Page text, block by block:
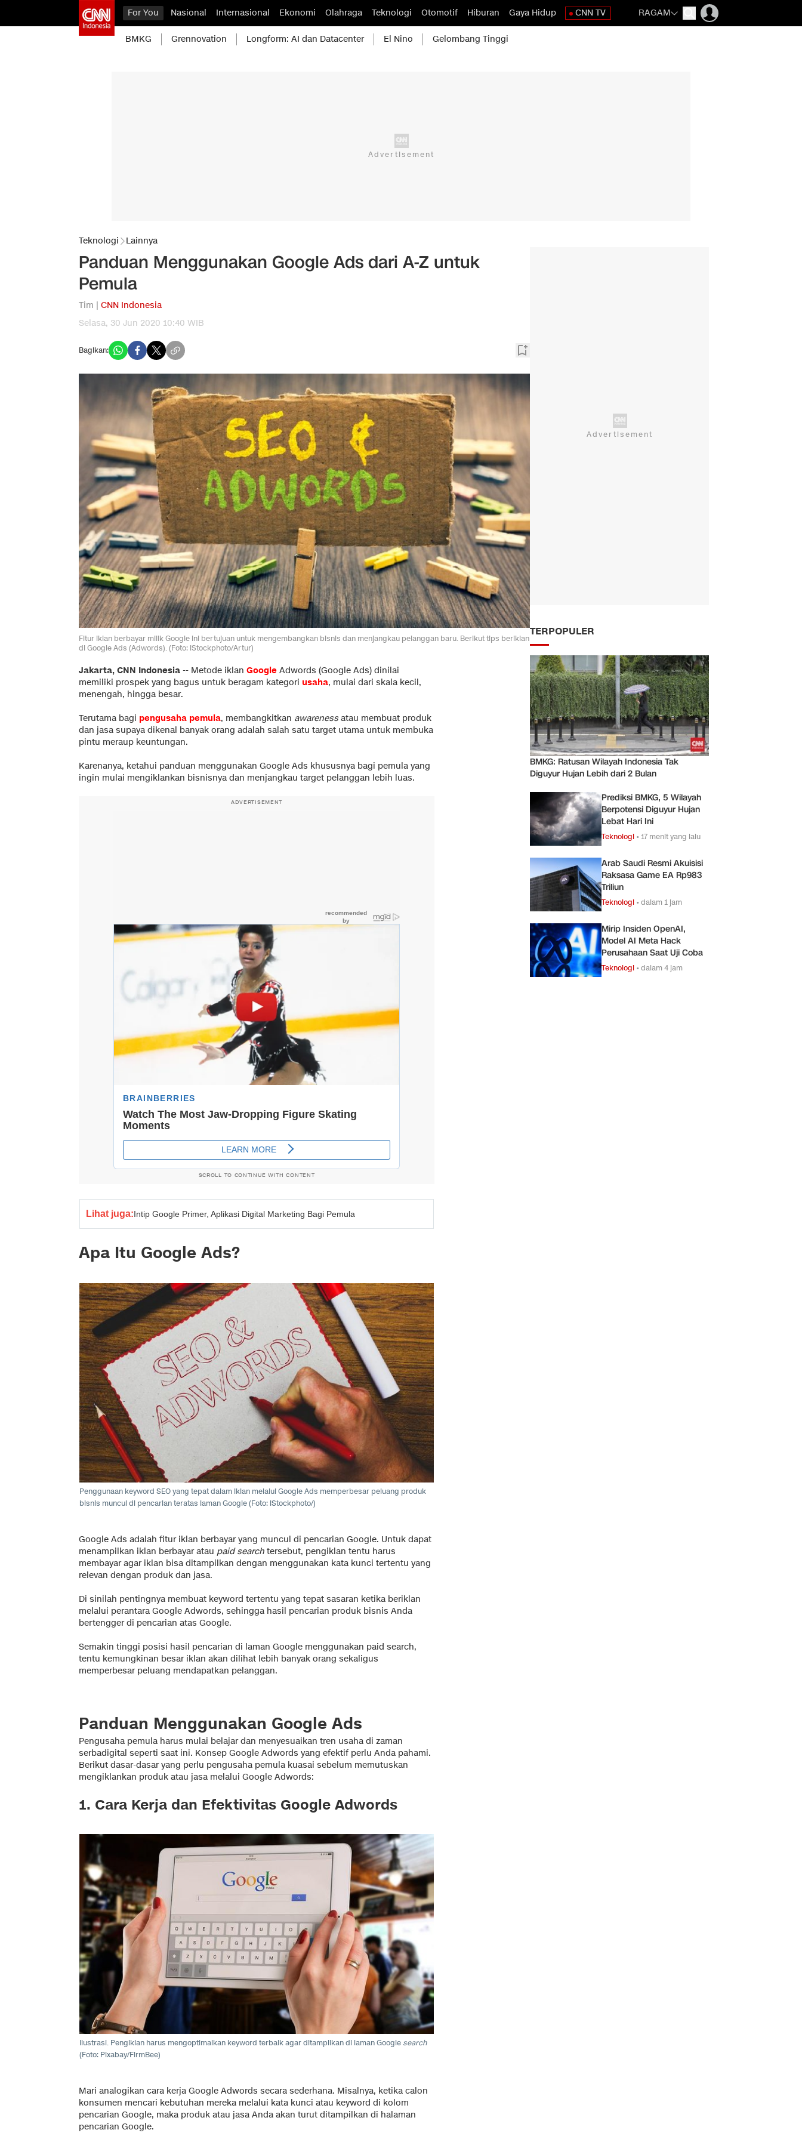
For You Nasional Internasional Ekonomi Olahraga Teknologi Otomotif Hiburan Gaya Hidup CNN TV RAGAM
BMKG Grennovation Longform: AI dan Datacenter El Nino Gelombang Tinggi
Teknologi Lainnya
Panduan Menggunakan Google Ads dari A-Z untuk
Pemula
Tim | CNN Indonesia
Selasa, 30 Jun 2020 10:40 WIB
Bagikan:
Fitur iklan berbayar milik Google ini bertujuan untuk mengembangkan bisnis dan menjangkau pelanggan baru. Berikut tips beriklan
di Google Ads (Adwords). (Foto: iStockphoto/Artur)
Jakarta, CNN Indonesia -- Metode iklan Google Adwords (Google Ads) dinilai
memiliki prospek yang bagus untuk beragam kategori usaha, mulai dari skala kecil,
menengah, hingga besar.
Terutama bagi pengusaha pemula, membangkitkan awarenessatau membuat produk
dan jasa supaya dikenal banyak orang adalah salah satu target utama untuk membuka
pintu meraup keuntungan.
Karenanya, ketahui panduan menggunakan Google Ads khususnya bagi pemula yang
ingin mulai mengiklankan bisnisnya dan menjangkau target pelanggan lebih luas.
ADVERTISEMENT
SCROLL TO CONTINUE WITH CONTENT
Lihat juga:Intip Google Primer, Aplikasi Digital Marketing Bagi Pemula
Apa Itu Google Ads?
Penggunaan keyword SEO yang tepat dalam iklan melalui Google Ads memperbesar peluang produk
bisnis muncul di pencarian teratas laman Google (Foto: iStockphoto/)
Google Ads adalah fitur iklan berbayar yang muncul di pencarian Google. Untuk dapat
menampilkan iklan berbayar atau paid search tersebut, pengiklan tentu harus
membayar agar iklan bisa ditampilkan dengan menggunakan kata kunci tertentu yang
relevan dengan produk dan jasa.
Di sinilah pentingnya membuat keyword tertentu yang tepat sasaran ketika beriklan
melalui perantara Google Adwords, sehingga hasil pencarian produk bisnis Anda
bertengger di pencarian atas Google.
Semakin tinggi posisi hasil pencarian di laman Google menggunakan paid search,
tentu kemungkinan besar iklan akan dilihat lebih banyak orang sekaligus
memperbesar peluang mendapatkan pelanggan.
Panduan Menggunakan Google Ads
Pengusaha pemula harus mulai belajar dan menyesuaikan tren usaha di zaman
serbadigital seperti saat ini. Konsep Google Adwords yang efektif perlu Anda pahami.
Berikut dasar-dasar yang perlu pengusaha pemula kuasai sebelum memutuskan
mengiklankan produk atau jasa melalui Google Adwords:
1. Cara Kerja dan Efektivitas Google Adwords
Ilustrasi. Pengiklan harus mengoptimalkan keyword terbaik agar ditampilkan di laman Google search
(Foto: Pixabay/FirmBee)
Mari analogikan cara kerja Google Adwords secara sederhana. Misalnya, ketika calon
konsumen mencari kebutuhan mereka melalui kata kunci atau keyword di kolom
pencarian Google, maka produk atau jasa Anda akan turut ditampilkan di halaman
pencarian Google.
TERPOPULER
BMKG: Ratusan Wilayah Indonesia Tak
Diguyur Hujan Lebih dari 2 Bulan
Prediksi BMKG, 5 Wilayah
Berpotensi Diguyur Hujan
Lebat Hari Ini
Teknologi •17 menit yang lalu
Arab Saudi Resmi Akuisisi
Raksasa Game EA Rp983
Triliun
Teknologi •dalam 1 jam
Mirip Insiden OpenAI,
Model AI Meta Hack
Perusahaan Saat Uji Coba
Teknologi •dalam 4 jam